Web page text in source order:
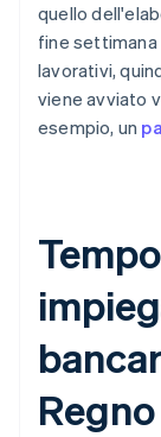
quello
fine settimana
lavorativi,
viene avviato
esempio, un